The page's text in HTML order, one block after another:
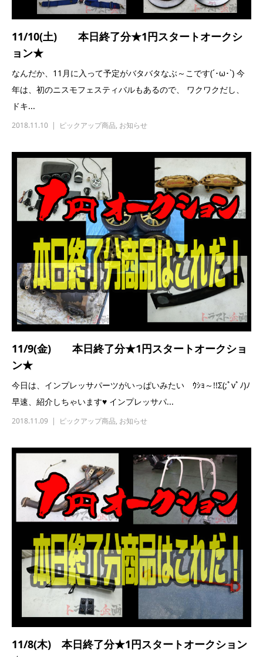
11/10(土) 本日終了分★1円スタートオークシ
ョン★
なんだか、11月に入って予定がバタバタなぶ～こです(´･ω･`) 今
年は、初のニスモフェスティバルもあるので、 ワクワクだし、
ドキ...
2018.11.10 ピックアップ商品, お知らせ
11/9(金) 本日終了分★1円スタートオークショ
ン★
今日は、インプレッサパーツがいっぱいみたい ｳｼｮ～!!Σ(;ﾟvﾟﾉ)ﾉ
早速、紹介しちゃいます♥ インプレッサパ...
2018.11.09 ピックアップ商品, お知らせ
11/8(木) 本日終了分★1円スタートオークション